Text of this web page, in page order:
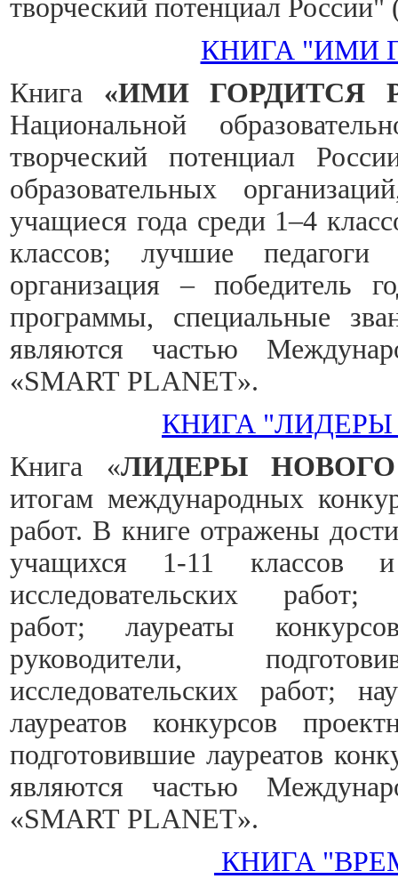
творческий потенциал
КНИГА "ИМИ
Книга «ИМИ ГОРДИТСЯ
Национальной
творческий потенциал
образовательных
учащиеся года среди 1–4
классов; лучшие
организация – победитель
программы, специальные
являются частью
«SMART PLANET».
КНИГА
Книга «ЛИДЕРЫ
итогам международных
работ. В книге отражены
учащихся 1-11 классов
исследовательских
работ;лауреаты
руководители,
исследовательских работ;
лауреатов конкурсов
подготовившие лауреатов
являются частью
«SMART PLANET».
КНИГА